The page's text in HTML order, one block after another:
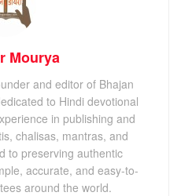
Mourya
and editor of Bhajan
to Hindi devotional
in publishing and
chalisas, mantras, and
to preserving authentic
accurate, and easy-to-
around the world.